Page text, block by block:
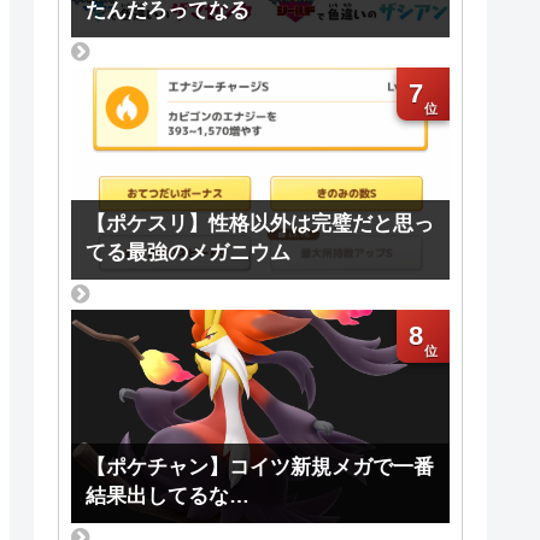
たんだろってなる
7
【ポケスリ】性格以外は完璧だと思っ
てる最強のメガニウム
8
【ポケチャン】コイツ新規メガで一番
結果出してるな…